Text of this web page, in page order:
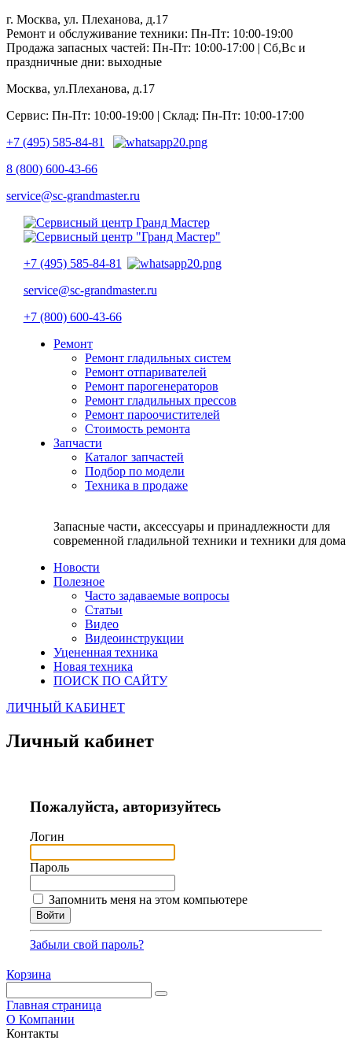
г. Москва, ул. Плеханова, д.17
Ремонт и обслуживание техники: Пн-Пт: 10:00-19:00
Продажа запасных частей: Пн-Пт: 10:00-17:00 | Сб,Вс и
праздничные дни: выходные
Москва, ул.Плеханова, д.17
Сервис: Пн-Пт: 10:00-19:00 | Склад: Пн-Пт: 10:00-17:00
+7 (495) 585-84-81
8 (800) 600-43-66
service@sc-grandmaster.ru
+7 (495) 585-84-81
service@sc-grandmaster.ru
+7 (800) 600-43-66
Ремонт
Ремонт гладильных систем
Ремонт отпаривателей
Ремонт парогенераторов
Ремонт гладильных прессов
Ремонт пароочистителей
Стоимость ремонта
Запчасти
Каталог запчастей
Подбор по модели
Техника в продаже
Запасные части, аксессуары и принадлежности для
современной гладильной техники и техники для дома
Новости
Полезное
Часто задаваемые вопросы
Статьи
Видео
Видеоинструкции
Уцененная техника
Новая техника
ПОИСК ПО САЙТУ
ЛИЧНЫЙ КАБИНЕТ
Личный кабинет
Пожалуйста, авторизуйтесь
Логин
Пароль
Запомнить меня на этом компьютере
Забыли свой пароль?
Корзина
Главная страница
О Компании
Контакты